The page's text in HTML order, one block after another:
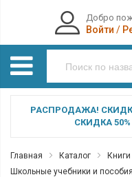
Добро
Войти /
РАСПРОДАЖА!
СКИДКА
Главная Каталог Книги
Школьные учебники и пособия